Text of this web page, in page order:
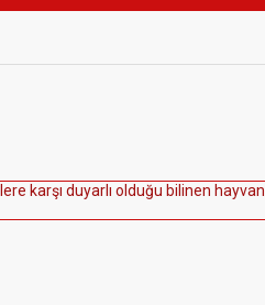
ere karşı duyarı o duğu bi inen hayvan